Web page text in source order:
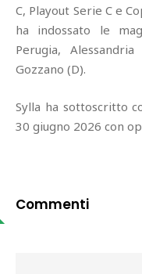
C, Playout Serie C e
ha indossato le
Perugia,
Gozzano (D).
Sylla ha sottoscritto
30 giugno 2026 con
Commenti